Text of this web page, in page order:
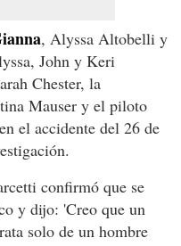
, Alyssa Altobelli y
John y Keri
Chester, la
Mauser y el piloto
el accidente del 26 de
confirmó que se
y dijo: 'Creo que un
solo de un hombre